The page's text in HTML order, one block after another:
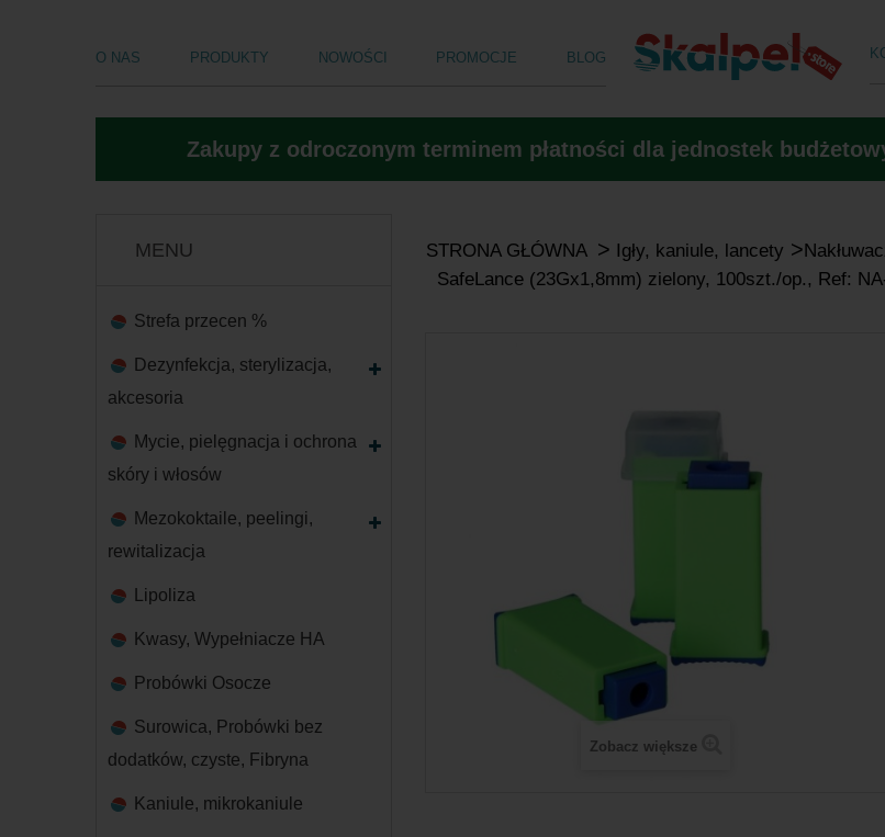
O NAS PRODUKTY NOWOŚCI PROMOCJE BLOG
Zakupy z odroczonym terminem płatności dla jednostek
MENU
Strefa przecen %
Dezynfekcja, sterylizacja,
akcesoria
Mycie, pielęgnacja i ochrona
skóry i włosów
Mezokoktaile, peelingi,
rewitalizacja
Lipoliza
Kwasy, Wypełniacze HA
Probówki Osocze
Surowica, Probówki bez
dodatków, czyste, Fibryna
Kaniule, mikrokaniule
STRONA GŁÓWNA > Igły, kaniule, lancety >
SafeLance (23Gx1,8mm) zielony, 100szt./op., Ref:
Zobacz większe